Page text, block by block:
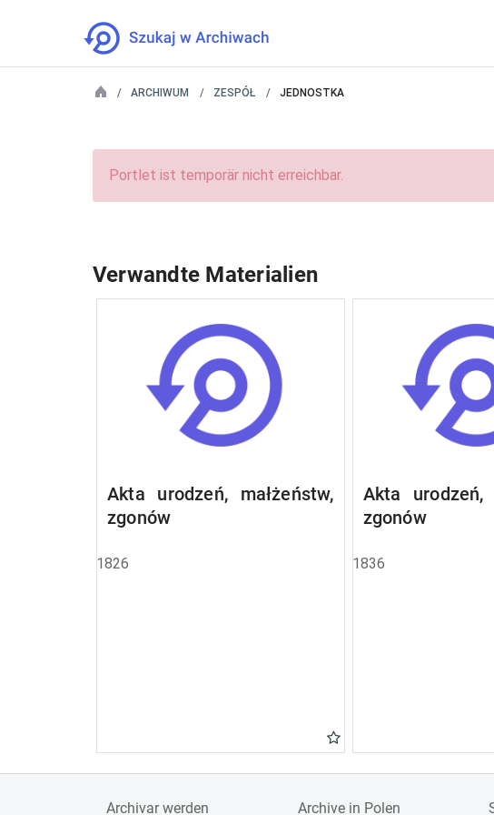
ARCHIWUM ZESPÓŁ JEDNOSTKA
Portlet ist temporär nicht erreichbar.
Verwandte Materialien
Akta urodzeń, małżeństw,
zgonów
1826
Akta urodzeń,
zgonów
1836
Archivar werden Archive in Polen